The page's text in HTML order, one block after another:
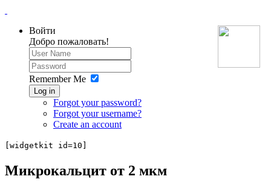
Войти
Добро пожаловать!
Remember Me
Log in
Forgot your password?
Forgot your username?
Create an account
[widgetkit id=10]
Микрокальцит от 2 мкм